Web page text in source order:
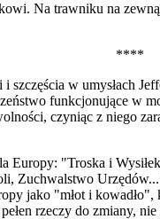
Na trawniku na
****
w umysłach
funkcjonujące w
czyniąc z niego
Europy: "Troska i
Zuchwalstwo
jako "młot i
rzeczy do zmiany,